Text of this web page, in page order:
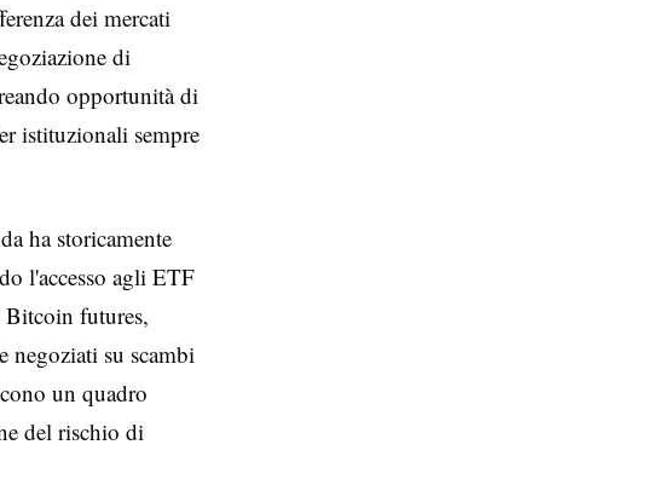
dei mercati
di
opportunità di
istituzionali sempre
ha storicamente
l'accesso agli ETF
futures,
su scambi
un quadro
del rischio di